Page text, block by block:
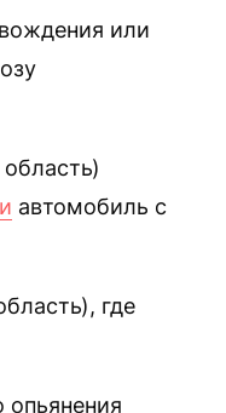
или
автомобиль с
где
опьянения